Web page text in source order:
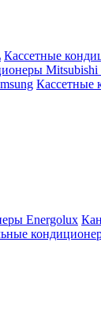
Кассетные
Mitsubishi
Кассетные
Energolux